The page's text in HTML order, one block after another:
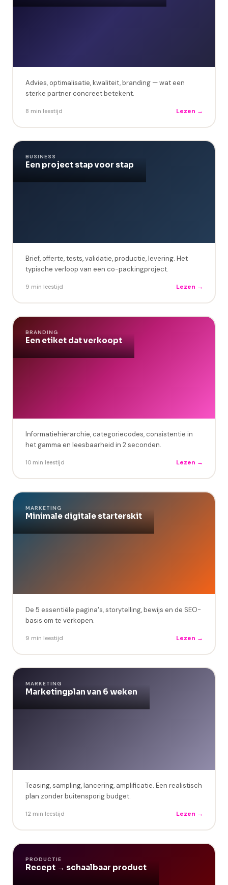
Advies, optimalisatie, kwaliteit, branding — wat een
sterke partner concreet betekent.
8 min leestijd Lezen →
BUSINESS
Een project stap voor stap
Brief, offerte, tests, validatie, productie, levering. Het
typische verloop van een co-packingproject.
9 min leestijd Lezen →
BRANDING
Een etiket dat verkoopt
Informatiehiërarchie, categoriecodes, consistentie in
het gamma en leesbaarheid in 2 seconden.
10 min leestijd Lezen →
MARKETING
Minimale digitale starterskit
De 5 essentiële pagina's, storytelling, bewijs en de SEO-
basis om te verkopen.
9 min leestijd Lezen →
MARKETING
Marketingplan van 6 weken
Teasing, sampling, lancering, amplificatie. Een realistisch
plan zonder buitensporig budget.
12 min leestijd Lezen →
PRODUCTIE
Recept → schaalbaar product